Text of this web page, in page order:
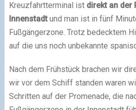
Kreuzfahrtterminal ist direkt an der
Innenstadtund man ist in fünf
Fußgängerzone. Trotz bedecktem
auf die uns noch unbekannte
Nach dem Frühstück brachen wir
wir vor dem Schiff standen waren
Schritten auf der Promenade, die